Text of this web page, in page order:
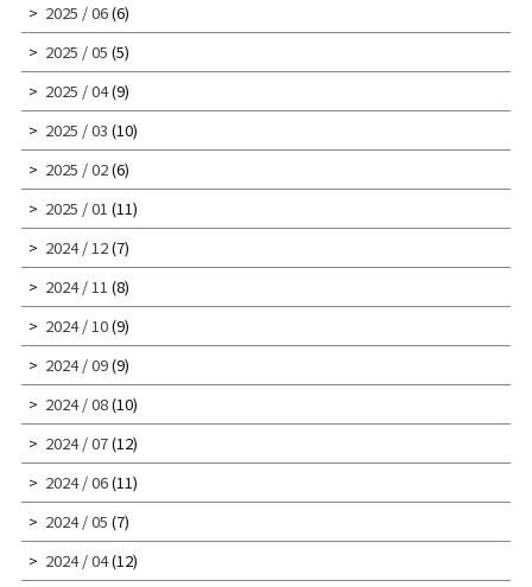
2025 / 06(6)
2025 / 05 (5)
2025 / 04(9)
2025 / 03 (10)
2025 / 02(6)
2025 / 01 (11)
2024 / 12(7)
2024 / 11 (8)
2024 / 10(9)
2024 / 09(9)
2024 / 08(10)
2024 / 07(12)
2024 / 06(11)
2024 / 05 (7)
2024 / 04(12)